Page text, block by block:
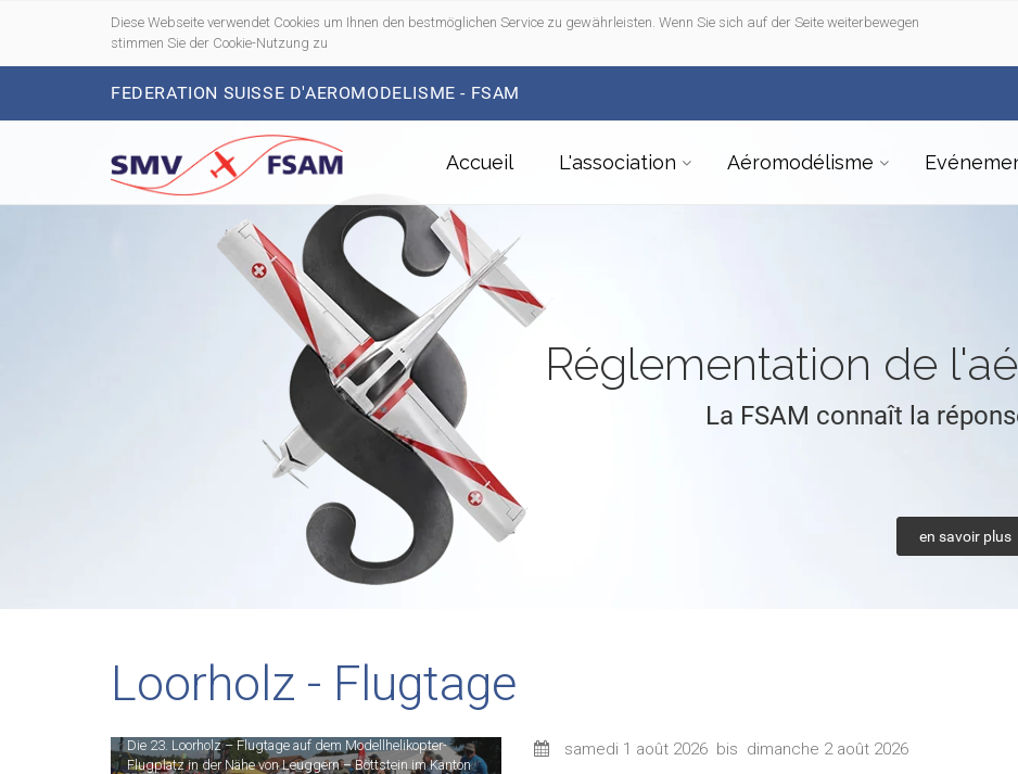
Diese Webseite verwendet Cookies um Ihnen den bestmöglichen Service zu gewährleisten. Wenn Sie sich auf der Seite weiterbewegen
stimmen Sie der Cookie-Nutzung zu
FEDERATION SUISSE D'AEROMODELISME - FSAM
Accueil L'association Aéromodélisme
Réglementation de
La FSAM connaît la
en savoir plus
Loorholz - Flugtage
Die 23. Loorholz – Flugtage auf dem Modellhelikopter-
Flugplatz in der Nähe von Leuggern – Böttstein im Kanton
samedi 1 août 2026 bis dimanche 2 août 2026